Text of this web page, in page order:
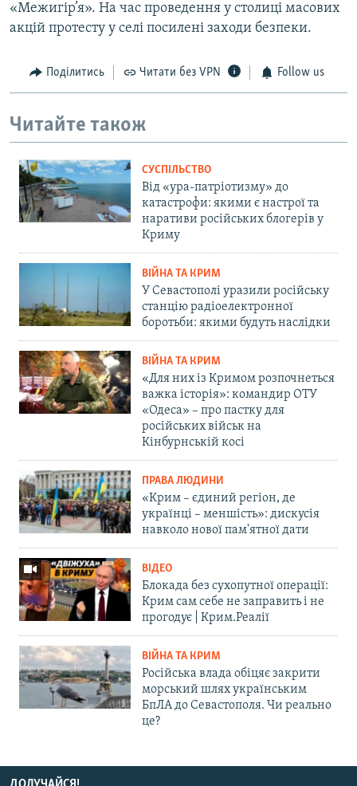
«Межигір’я». На час проведення у столиці масових
акцій протесту у селі посилені заходи безпеки.
Поділитись Читати без VPN Follow us
Читайте також
СУСПІЛЬСТВО
Від «ура-патріотизму» до
катастрофи: якими є настрої та
наративи російських блогерів у
Криму
ВІЙНА ТА КРИМ
У Севастополі уразили російську
станцію радіоелектронної
боротьби: якими будуть наслідки
ВІЙНА ТА КРИМ
«Для них із Кримом розпочнеться
важка історія»: командир ОТУ
«Одеса» – про пастку для
російських військ на
Кінбурнській косі
ПРАВА ЛЮДИНИ
«Крим – єдиний регіон, де
українці – меншість»: дискусія
навколо нової пам'ятної дати
ВІДЕО
Блокада без сухопутної операції:
Крим сам себе не заправить і не
прогодує | Крим.Реалії
ВІЙНА ТА КРИМ
Російська влада обіцяє закрити
морський шлях українським
БпЛА до Севастополя. Чи реально
це?